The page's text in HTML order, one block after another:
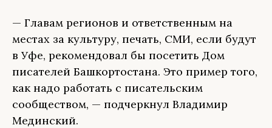
— Главам регионов и ответственным на
местах за культуру, печать, СМИ, если будут
в Уфе, рекомендовал бы посетить Дом
писателей Башкортостана. Это пример того,
как надо работать с писательским
сообществом, — подчеркнул Владимир
Мединский.